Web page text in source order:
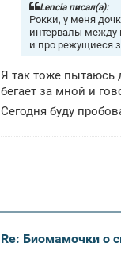
Lencia писал(а):
Рокки, у меня
интервалы между
и про режущиеся
Я так тоже пытаюсь
бегает за мной и
Сегодня буду
Re: Биомамочки о